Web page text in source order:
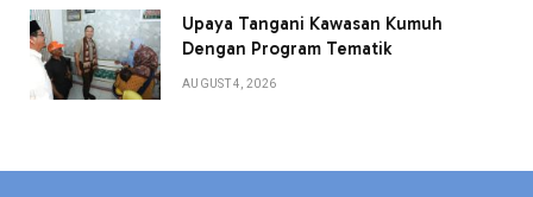
Upaya Tangani Kawasan Kumuh
Dengan Program Tematik
AUGUST 4, 2026